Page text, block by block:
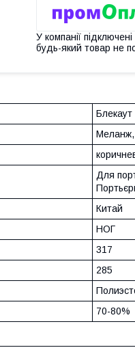
У компанії
будь-який товар не
Блекаут
Меланж,
Для
Китай
НОГ
317
285
70-80%